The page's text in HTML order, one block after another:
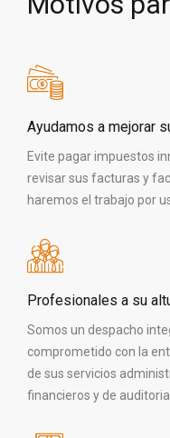
Ayudamos a mejorar
Evite pagar impuestos
revisar sus facturas y
haremos el trabajo por
Profesionales a su
Somos un despacho
comprometido con la
de sus servicios
financieros y de auditoria